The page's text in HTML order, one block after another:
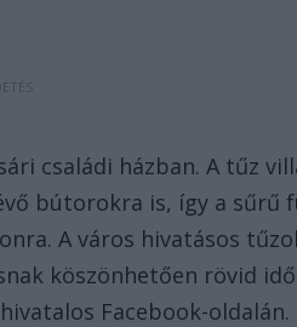
családi házban. A tűz
bútorokra is, így a sűrű
A város hivatásos
köszönhetően rövid
Facebook-